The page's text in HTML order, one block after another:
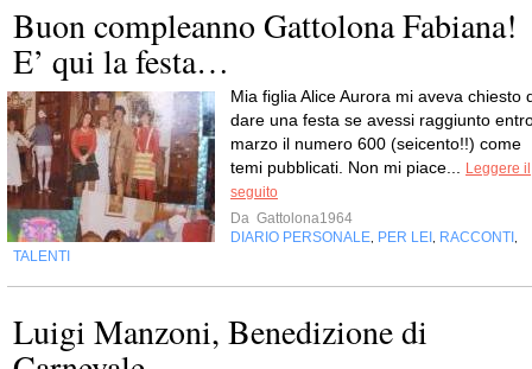
Buon compleanno Gattolona Fabiana!
E’ qui la festa…
Mia figlia Alice Aurora mi aveva chiesto
dare una festa se avessi raggiunto
marzo il numero 600 (seicento!!) come
temi pubblicati. Non mi piace...
Leggere il
seguito
Da Gattolona1964
DIARIO PERSONALE PER LEI RACCONTI
TALENTI
Luigi Manzoni, Benedizione di